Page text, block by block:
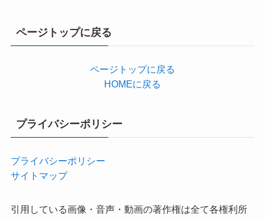
ページトップに戻る
ページトップに戻る
HOMEに戻る
プライバシーポリシー
プライバシーポリシー
サイトマップ
引用している画像・音声・動画の著作権は全て各権利所